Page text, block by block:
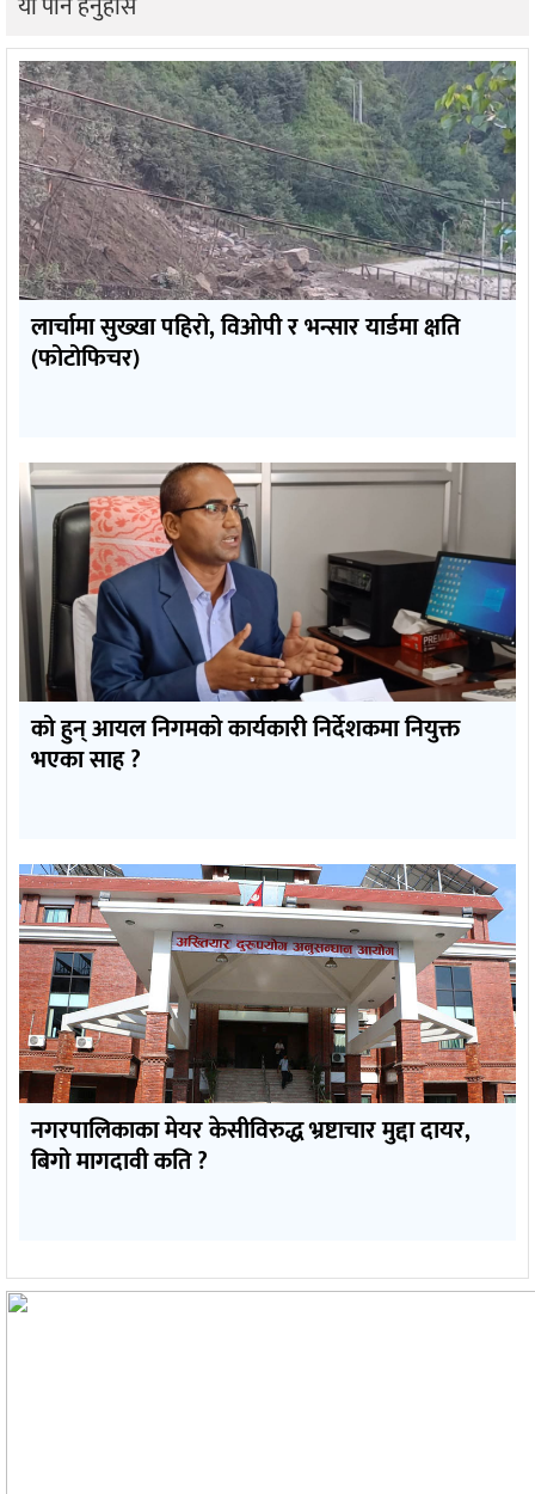
लार्चामा सुख्खा पहिरो, विओपी र भन्सार यार्डमा क्षति
(फोटोफिचर)
को हुन् आयल निगमको कार्यकारी निर्देशकमा नियुक्त
भएका साह ?
नगरपालिकाका मेयर केसीविरुद्ध भ्रष्टाचार मुद्दा दायर,
बिगो मागदावी कति ?